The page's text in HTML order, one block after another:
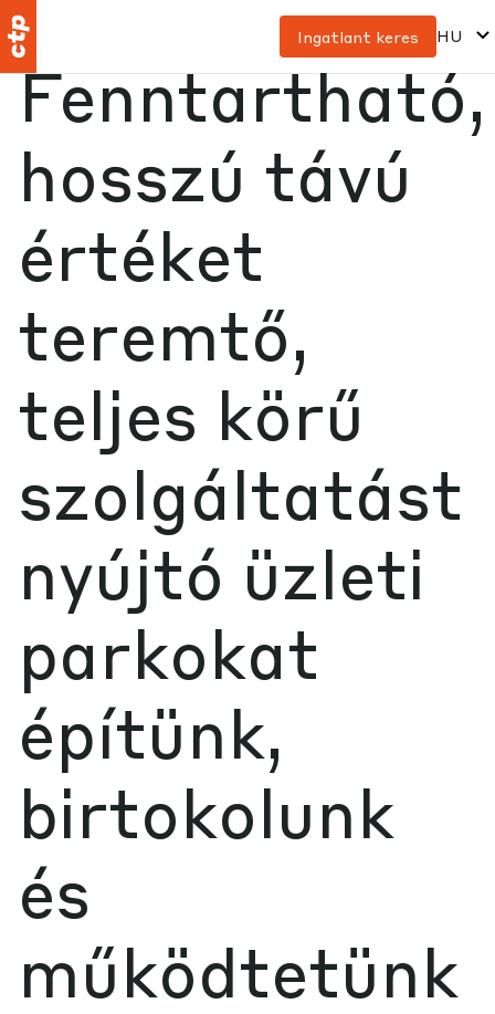
Ingatlant keres HU
Fenntartható,
hosszú távú
értéket
teremtő,
teljes körű
szolgáltatást
nyújtó üzleti
parkokat
építünk,
birtokolunk
és
működtetünk